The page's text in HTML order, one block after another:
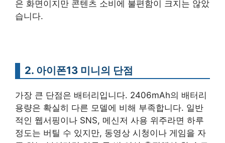
은 화면이지만 콘텐츠 소비에 불편함이 크지는 않았
습니다.
2. 아이폰13 미니의 단점
가장 큰 단점은 배터리입니다. 2406mAh의 배터리
용량은 확실히 다른 모델에 비해 부족합니다. 일반
적인 웹서핑이나 SNS, 메신저 사용 위주라면 하루
정도는 버틸 수 있지만, 동영상 시청이나 게임을 자